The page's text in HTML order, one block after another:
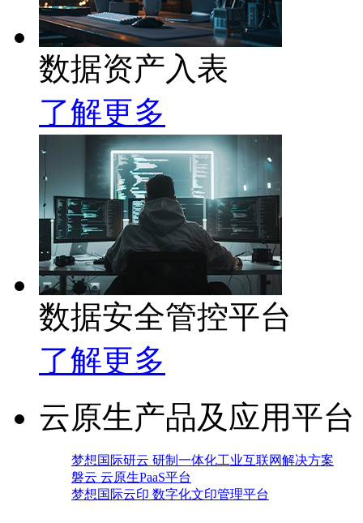
数据资产入表
了解更多
数据安全管控平台
了解更多
云原生产品及应用平台
梦想国际研云 研制一体化工业互联网解决方案
磐云 云原生PaaS平台
梦想国际云印 数字化文印管理平台